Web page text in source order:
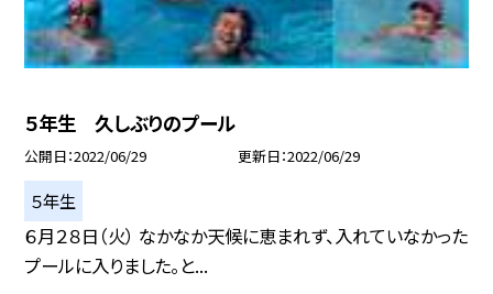
５年生 久しぶりのプール
公開日 2022/06/29 更新日 2022/06/29
５年生
６月２８日（火） なかなか天候に恵まれず、入れていなかった
プールに入りました。と...